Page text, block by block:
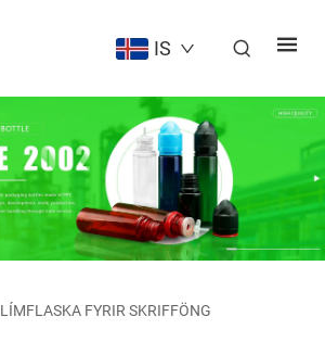
IS
LÍMFLASKA FYRIR SKRIFFÖNG